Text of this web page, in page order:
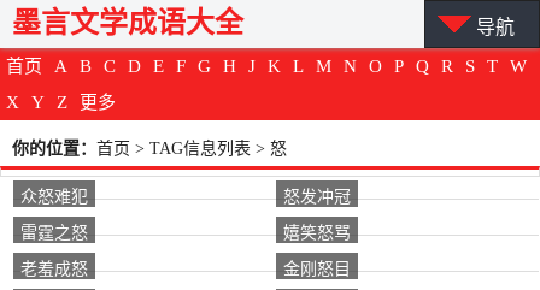
首页 A B C D E F G H J K L M N O P Q R S T
W
X
Y Z 更多
墨言文学成语大全 导航
你的位置： 首页 > TAG信息列表 > 怒
众怒难犯
怒发冲冠
雷霆之怒
嬉笑怒骂
老羞成怒
金刚怒目